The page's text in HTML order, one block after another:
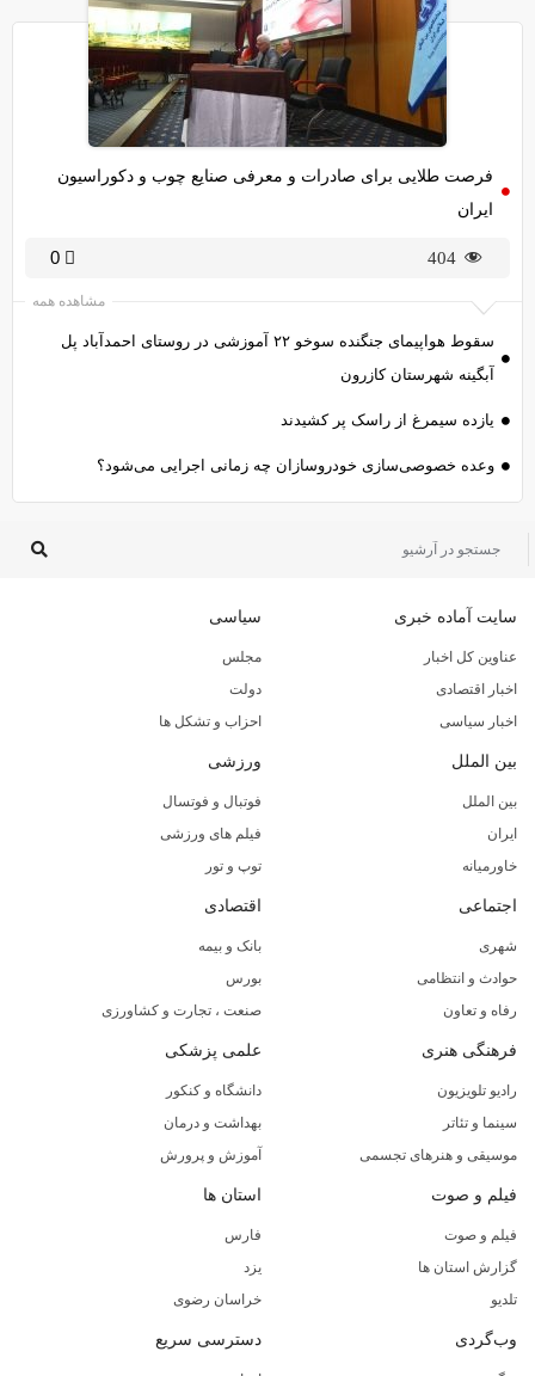
فرصت طلایی برای صادرات و معرفی صنایع چوب و دکوراسیون
ایران
404
0
مشاهده همه
سقوط هواپیمای جنگنده سوخو ۲۲ آموزشی در روستای احمدآباد پل
آبگینه شهرستان کازرون
یازده سیمرغ از راسک پر کشیدند
وعده خصوصی‌سازی خودروسازان چه زمانی اجرایی می‌شود؟
سایت آماده خبری
عناوین کل اخبار
اخبار اقتصادی
اخبار سیاسی
سیاسی
مجلس
دولت
احزاب و تشکل ها
بین الملل
بین الملل
ایران
خاورمیانه
ورزشی
فوتبال و فوتسال
فیلم های ورزشی
توپ و تور
اجتماعی
شهری
حوادث و انتظامی
رفاه و تعاون
اقتصادی
بانک و بیمه
بورس
صنعت ، تجارت و کشاورزی
فرهنگی هنری
رادیو تلویزیون
سینما و تئاتر
موسیقی و هنرهای تجسمی
علمی پزشکی
دانشگاه و کنکور
بهداشت و درمان
آموزش و پرورش
فیلم و صوت
فیلم و صوت
گزارش استان ها
تلدیو
استان ها
فارس
یزد
خراسان رضوی
وب‌گردی دسترسی سریع